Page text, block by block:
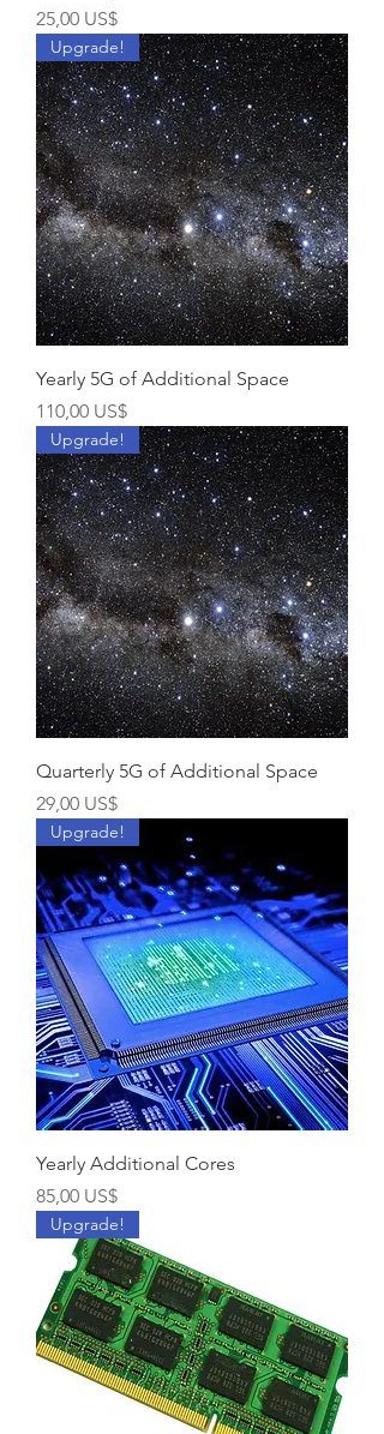
Precio
25,00 US$
Upgrade!
Yearly 5G of Additional Space
Precio
110,00 US$
Upgrade!
Quarterly 5G of Additional Space
Precio
29,00 US$
Upgrade!
Yearly Additional Cores
Precio
85,00 US$
Upgrade!